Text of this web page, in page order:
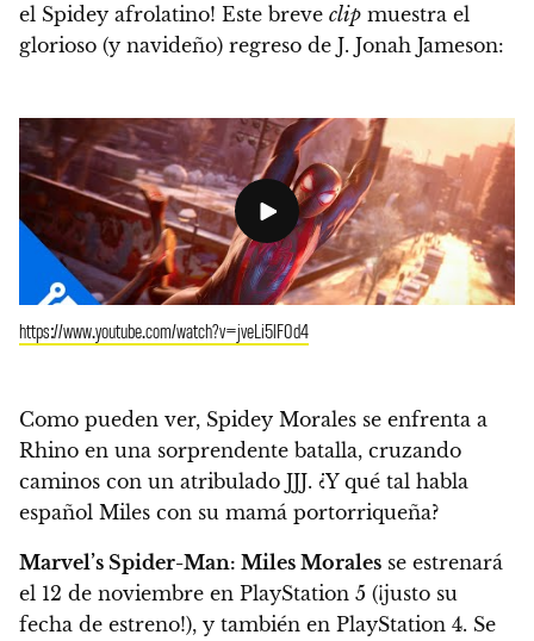
el Spidey afrolatino! Este breve clip muestra el
glorioso (y navideño) regreso de J. Jonah Jameson:
https://www.youtube.com/watch?v=jveLi5lF0d4
Como pueden ver, Spidey Morales se enfrenta a
Rhino en una sorprendente batalla, cruzando
caminos con un atribulado JJJ. ¿Y qué tal habla
español Miles con su mamá portorriqueña?
Marvel’s Spider-Man: Miles Morales se estrenará
el 12 de noviembre en PlayStation 5 (¡justo su
fecha de estreno!), y también en PlayStation 4. Se